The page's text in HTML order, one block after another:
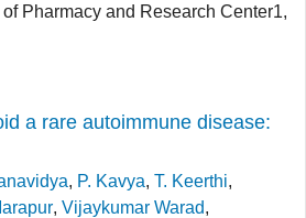
Pharmacy and Research Center1,
a rare autoimmune disease:
, P. Kavya, T. Keerthi,
, Vijaykumar Warad,